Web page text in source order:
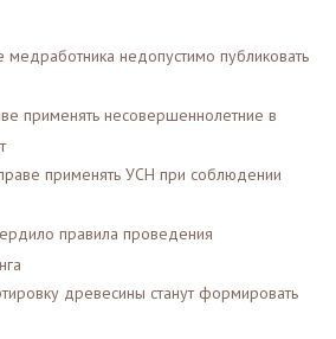
недопустимо публиковать
применять несовершеннолетние в
применять УСН при соблюдении
правила проведения
древесины станут формировать